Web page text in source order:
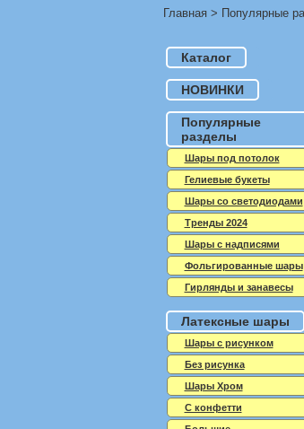
Главная > Популярные
Каталог
НОВИНКИ
Популярные
разделы
Шары под потолок
Гелиевые букеты
Шары со светодиодами
Тренды 2024
Шары с надписями
Фольгированные шары
Гирлянды и занавесы
Латексные шары
Шары с рисунком
Без рисунка
Шары Хром
C конфетти